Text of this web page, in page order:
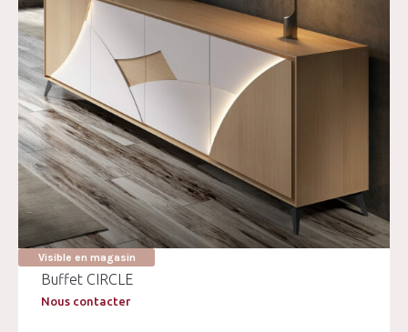
Visible en magasin
Buffet CIRCLE
Nous contacter